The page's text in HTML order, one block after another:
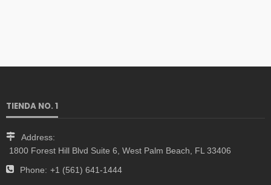
TIENDA NO. 1
Address:
1800 Forest Hill Blvd Suite 6, West Palm Beach, FL 33406
Phone: +1 (561) 641-1444